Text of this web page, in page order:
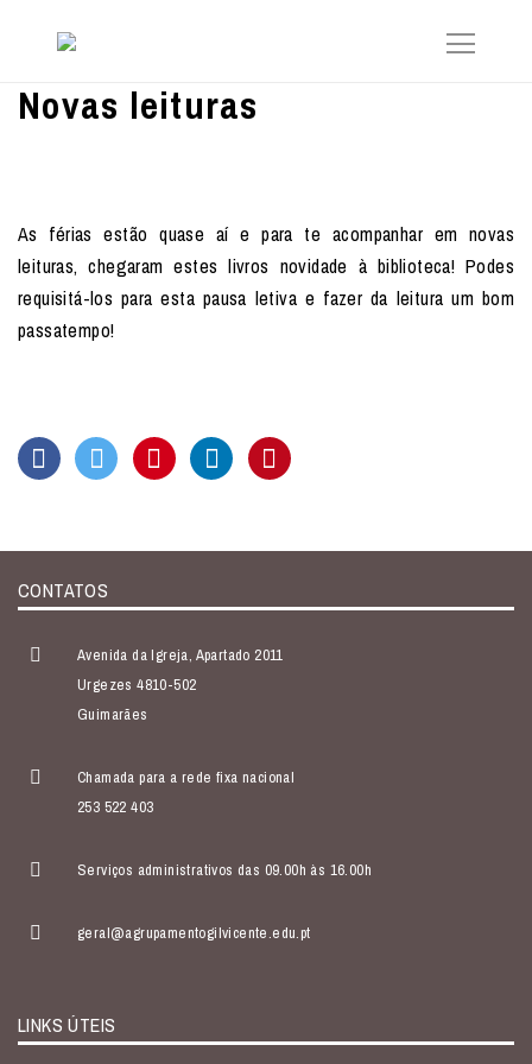
Novas leituras
As férias estão quase aí e para te acompanhar em novas
leituras, chegaram estes livros novidade à biblioteca! Podes
requisitá-los para esta pausa letiva e fazer da leitura um bom
passatempo!
CONTATOS
Avenida da Igreja, Apartado 2011
Urgezes 4810-502
Guimarães
Chamada para a rede fixa nacional
253 522 403
Serviços administrativos das 09.00h às 16.00h
geral@agrupamentogilvicente.edu.pt
LINKS ÚTEIS